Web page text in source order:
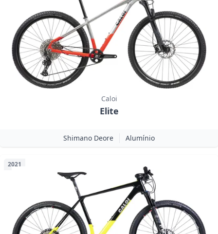
Caloi
Elite
Shimano Deore Alumínio
2021